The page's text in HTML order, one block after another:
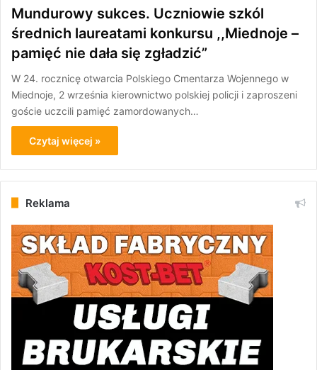
Mundurowy sukces. Uczniowie szkól
średnich laureatami konkursu ,,Miednoje –
pamięć nie dała się zgładzić”
W 24. rocznicę otwarcia Polskiego Cmentarza Wojennego w
Miednoje, 2 września kierownictwo polskiej policji i zaproszeni
goście uczcili pamięć zamordowanych…
Czytaj więcej »
Reklama